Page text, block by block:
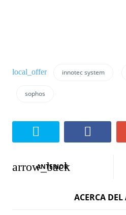
innotec system
sophos
N
ANTERIOR
ACERCA